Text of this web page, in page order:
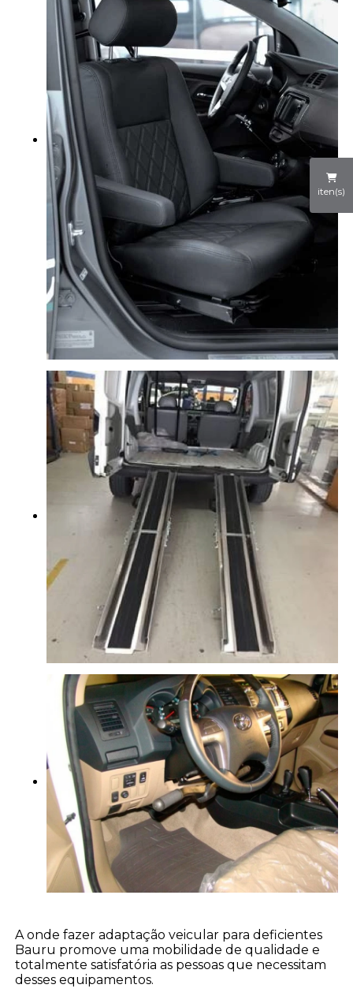
iten(s)
A onde fazer adaptação veicular para deficientes
Bauru promove uma mobilidade de qualidade e
totalmente satisfatória as pessoas que necessitam
desses equipamentos.